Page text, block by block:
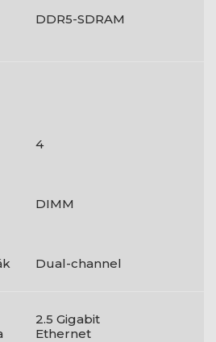
DDR5-SDRAM
4
DIMM
Dual-channel
2.5 Gigabit
Ethernet